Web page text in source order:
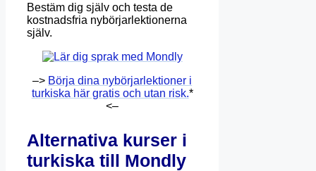
Bestäm dig själv och testa de
kostnadsfria nybörjarlektionerna
själv.
–> Börja dina nybörjarlektioner i
turkiska här gratis och utan risk.*
<–
Alternativa kurser i
turkiska till Mondly